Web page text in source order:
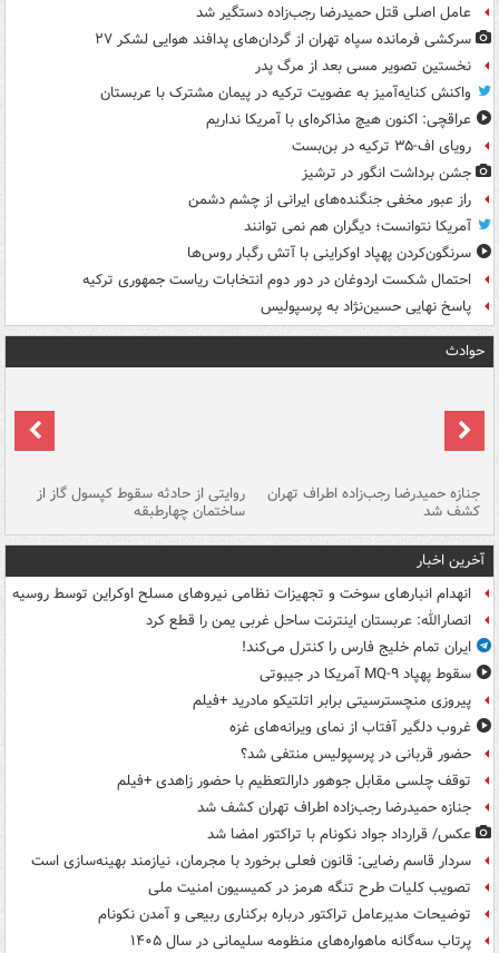
عامل اصلی قتل حمیدرضا رجب‌زاده دستگیر شد
سرکشی فرمانده سپاه تهران از گردان‌های پدافند هوایی لشکر ۲۷
نخستین تصویر مسی بعد از مرگ پدر
واکنش کنایه‌آمیز به عضویت ترکیه در پیمان مشترک با عربستان
عراقچی: اکنون هیچ مذاکره‌ای با آمریکا نداریم
رویای اف-۳۵ ترکیه در بن‌بست
جشن برداشت انگور در ترشیز
راز عبور مخفی جنگنده‌های ایرانی از چشم دشمن
آمریکا نتوانست؛ دیگران هم نمی توانند
سرنگون‌کردن پهپاد اوکراینی با آتش رگبار روس‌ها
احتمال شکست اردوغان در دور دوم انتخابات ریاست جمهوری ترکیه
پاسخ نهایی حسین‌نژاد به پرسپولیس
حوادث
جنازه حمیدرضا رجب‌زاده اطراف تهران
کشف شد
روایتی از حادثه سقوط کپسول گاز از
ساختمان چهارطبقه
آخرین اخبار
انهدام انبارهای سوخت و تجهیزات نظامی نیروهای مسلح اوکراین توسط روسیه
انصارالله: عربستان اینترنت ساحل غربی یمن را قطع کرد
ایران تمام خلیج فارس را کنترل می‌کند!
سقوط پهپاد MQ-۹ آمریکا در جیبوتی
پیروزی منچسترسیتی برابر اتلتیکو مادرید +فیلم
غروب دلگیر آفتاب از نمای ویرانه‌های غزه
حضور قربانی در پرسپولیس منتفی شد؟
توقف چلسی مقابل جوهور دارالتعظیم با حضور زاهدی +فیلم
جنازه حمیدرضا رجب‌زاده اطراف تهران کشف شد
عکس/ قرارداد جواد نکونام با تراکتور امضا شد
سردار قاسم رضایی: قانون فعلی برخورد با مجرمان، نیازمند بهینه‌سازی است
تصویب کلیات طرح تنگه هرمز در کمیسیون امنیت ملی
توضیحات مدیرعامل تراکتور درباره برکناری ربیعی و آمدن نکونام
پرتاب سه‌گانه ماهواره‌های منظومه سلیمانی در سال ۱۴۰۵